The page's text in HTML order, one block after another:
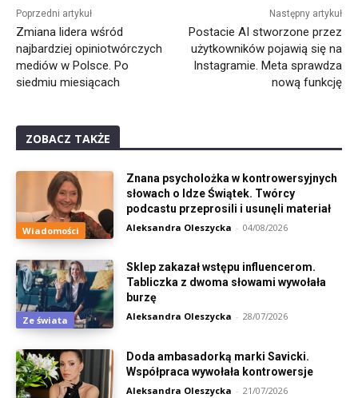
Poprzedni artykuł
Zmiana lidera wśród
najbardziej opiniotwórczych
mediów w Polsce. Po
siedmiu miesiącach
Następny artykuł
Postacie AI stworzone przez
użytkowników pojawią się na
Instagramie. Meta sprawdza
nową funkcję
ZOBACZ TAKŻE
Wiadomości
Znana psycholożka w kontrowersyjnych
słowach o Idze Świątek. Twórcy
podcastu przeprosili i usunęli materiał
Aleksandra Oleszycka - 04/08/2026
Ze świata
Sklep zakazał wstępu influencerom.
Tabliczka z dwoma słowami wywołała
burzę
Aleksandra Oleszycka - 28/07/2026
Doda ambasadorką marki Savicki.
Współpraca wywołała kontrowersje
Aleksandra Oleszycka - 21/07/2026